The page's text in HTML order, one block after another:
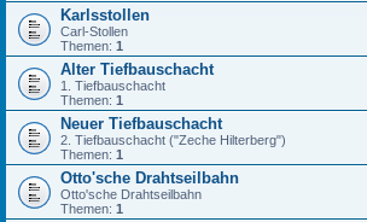
Karlsstollen
Carl-Stollen
Themen: 1
Alter Tiefbauschacht
1. Tiefbauschacht
Themen: 1
Neuer Tiefbauschacht
2. Tiefbauschacht ("Zeche Hilterberg")
Themen: 1
Otto'sche Drahtseilbahn
Otto'sche Drahtseilbahn
Themen: 1